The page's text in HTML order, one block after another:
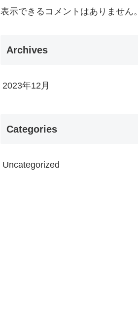
表示できるコメントはありません。
Archives
2023年12月
Categories
Uncategorized